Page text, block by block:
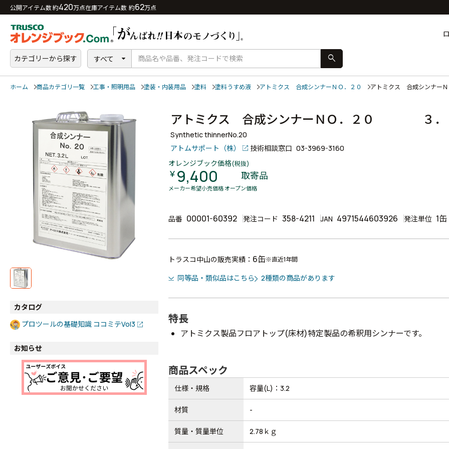
公開アイテム数 約420万点在庫アイテム数 約62万点
カテゴリーから探す すべて search
ホーム 商品カテゴリ一覧 工事・照明用品 塗装・内装用品 塗料 塗料うすめ液 アトミクス 合成シンナーＮＯ．２０ アトミクス 合成シン
カタログ
プロツールの基礎知識 ココミテVol3
お知らせ
アトミクス 合成シンナーＮＯ．２０ ３
Synthetic thinnerNo.20
アトムサポート（株）
技術相談窓口 03-3969-3160
オレンジブック価格(税抜)
￥ 9,400 取寄品
メーカー希望小売価格 オープン価格
品番 00001-60392 発注コード 358-4211 JAN 4971544603926 発注単位 1缶
トラスコ中山の販売実績： 6缶※直近1年間
同等品・類似品はこちら 2種類の商品があります
特長
アトミクス製品フロアトップ(床材)特定製品の希釈用シンナーです。
商品スペック
仕様・規格 容量(L)：3.2
材質 -
質量・質量単位 2.78ｋｇ